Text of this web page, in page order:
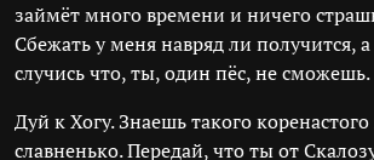
займёт много времени и ничего
Сбежать у меня навряд ли получится,
случись что, ты, один пёс, не сможешь.
Дуй к Хогу. Знаешь такого
славненько. Передай, что ты от